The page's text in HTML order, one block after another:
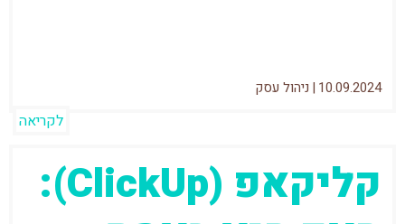
10.09.2024
| ניהול עסק
לקריאה
קליקאפ (ClickUp):